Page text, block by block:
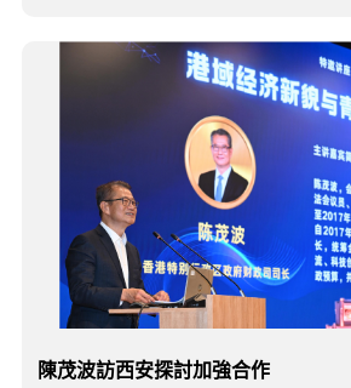
陳茂波訪西安探討加強合作